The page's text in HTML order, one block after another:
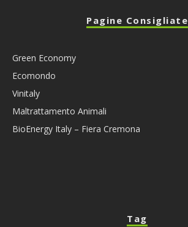
Pagine Consigliate
Green Economy
Ecomondo
Vinitaly
Maltrattamento Animali
BioEnergy Italy – Fiera Cremona
Tag